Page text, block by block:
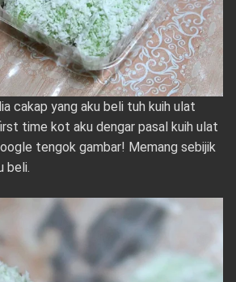
cakap yang aku beli tuh kuih ulat
time kot aku dengar pasal kuih ulat
tengok gambar! Memang sebijik
beli.